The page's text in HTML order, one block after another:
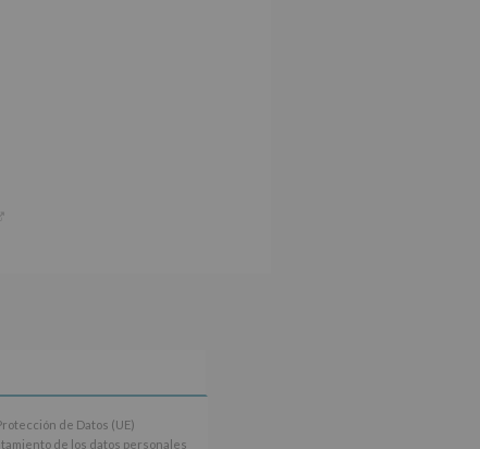
de Datos (UE)
de los datos personales